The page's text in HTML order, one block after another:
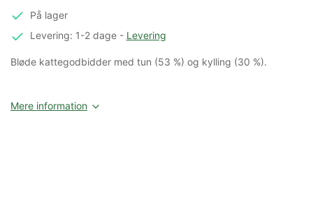
På lager
Levering: 1-2 dage- Levering
Bløde kattegodbidder med tun (53 %) og kylling (30 %).
Mere information